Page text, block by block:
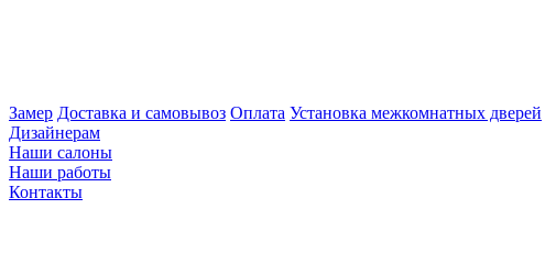
Замер Доставка и самовывоз Оплата Установка межкомнатных дверей
Дизайнерам
Наши салоны
Наши работы
Контакты